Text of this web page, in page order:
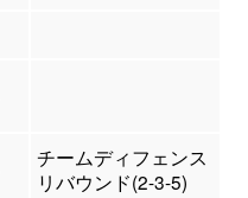
チームディフェンス
リバウンド(2-3-5)